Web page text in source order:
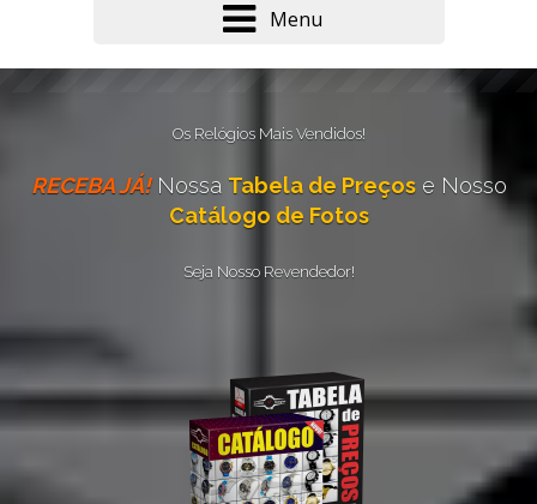
Menu
Os Relógios Mais Vendidos!
RECEBA JÁ!Nossa Tabela de Preçose Nosso
Catálogo de Fotos
Seja Nosso Revendedor!